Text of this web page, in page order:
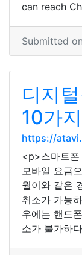
can reach
Submitted
디지
10가
https://
<p>스마트폰
모바일 요금
월이와 같은
취소가 가능
우에는 핸드
소가 불가하